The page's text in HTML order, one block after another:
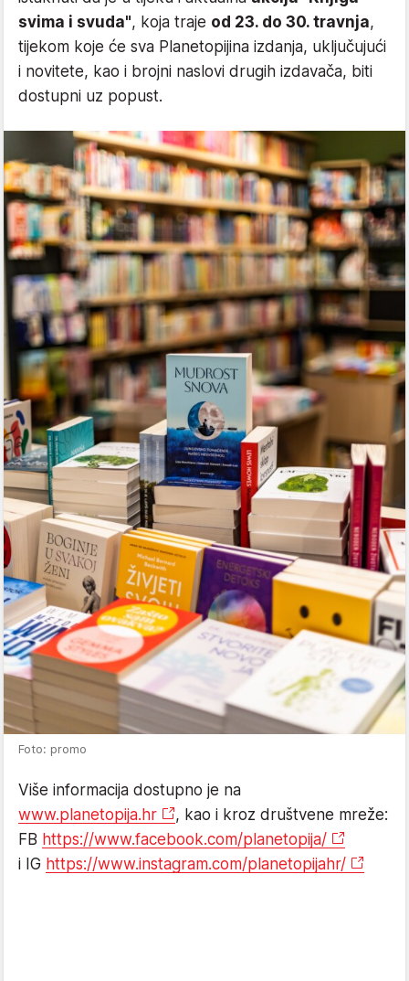
svima i svuda", koja traje od 23. do 30. travnja,
tijekom koje će sva Planetopijina izdanja, uključujući
i novitete, kao i brojni naslovi drugih izdavača, biti
dostupni uz popust.
Foto: promo
Više informacija dostupno je na
www.planetopija.hr
, kao i kroz društvene mreže:
FB https://www.facebook.com/planetopija/
i IG https://www.instagram.com/planetopijahr/